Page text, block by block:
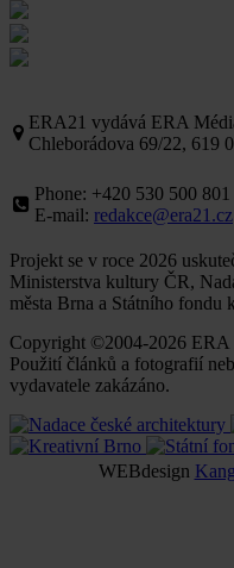
ERA21 vydává ERA
Chleborádova 69/22, 619
Phone: +420 530 500 801
E-mail: redakce@era21.cz
Projekt se v roce 2026
Ministerstva kultury ČR,
města Brna a Státního fondu
Copyright ©2004-2026 ERA
Použití článků a fotografií
vydavatele zakázáno.
WEBdesign